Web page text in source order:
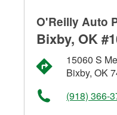
O'Reilly Auto
Bixby, OK
15060 S
Bixby, OK
(918) 366-